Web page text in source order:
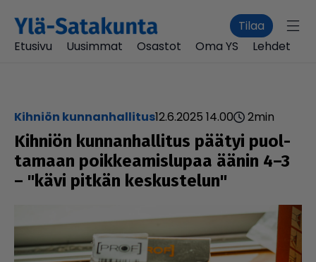
Tilaa
Etusivu
Uusimmat Osastot Oma YS Lehdet
Kihniön kunnanhallitus12.6.2025 14.00 2min
Kihniön kun­nan­hal­li­tus päätyi puol­
ta­maan poik­ke­a­mis­lu­paa äänin 4–3
– "kävi pitkän kes­kus­te­lun"